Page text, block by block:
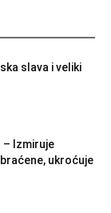
slava i veliki
– Izmiruje
ukroćuje